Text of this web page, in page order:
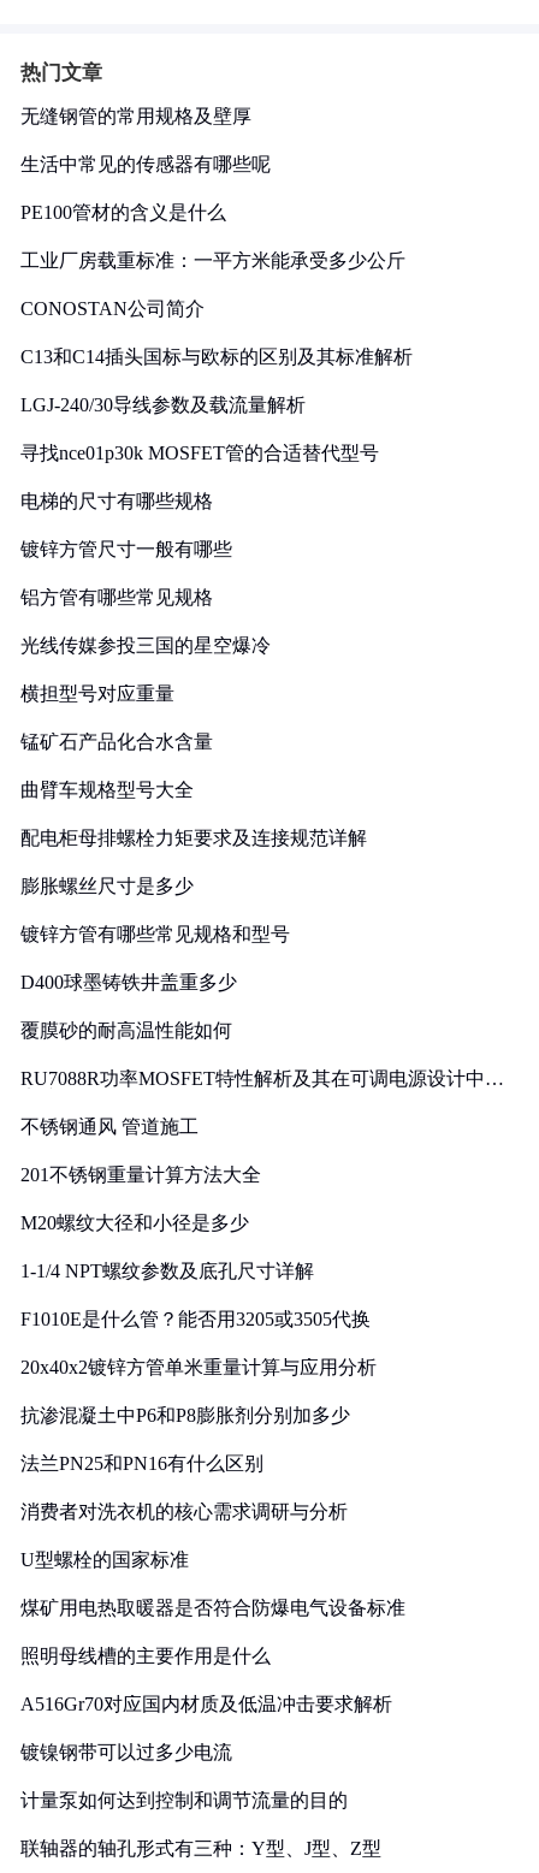
热门文章
无缝钢管的常用规格及壁厚
生活中常见的传感器有哪些呢
PE100管材的含义是什么
工业厂房载重标准：一平方米能承受多少公斤
CONOSTAN公司简介
C13和C14插头国标与欧标的区别及其标准解析
LGJ-240/30导线参数及载流量解析
寻找nce01p30k MOSFET管的合适替代型号
电梯的尺寸有哪些规格
镀锌方管尺寸一般有哪些
铝方管有哪些常见规格
光线传媒参投三国的星空爆冷
横担型号对应重量
锰矿石产品化合水含量
曲臂车规格型号大全
配电柜母排螺栓力矩要求及连接规范详解
膨胀螺丝尺寸是多少
镀锌方管有哪些常见规格和型号
D400球墨铸铁井盖重多少
覆膜砂的耐高温性能如何
RU7088R功率MOSFET特性解析及其在可调电源设计中的
不锈钢通风 管道施工
201不锈钢重量计算方法大全
M20螺纹大径和小径是多少
1-1/4 NPT螺纹参数及底孔尺寸详解
F1010E是什么管？能否用3205或3505代换
20x40x2镀锌方管单米重量计算与应用分析
抗渗混凝土中P6和P8膨胀剂分别加多少
法兰PN25和PN16有什么区别
消费者对洗衣机的核心需求调研与分析
U型螺栓的国家标准
煤矿用电热取暖器是否符合防爆电气设备标准
照明母线槽的主要作用是什么
A516Gr70对应国内材质及低温冲击要求解析
镀镍钢带可以过多少电流
计量泵如何达到控制和调节流量的目的
联轴器的轴孔形式有三种：Y型、J型、Z型